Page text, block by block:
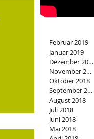
Februar 2019
Januar 2019
Dezember 2018
November 2018
Oktober 2018
September 2018
August 2018
Juli 2018
Juni 2018
Mai 2018